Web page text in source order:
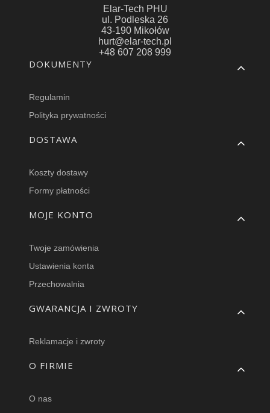
Elar-Tech PHU
ul. Podleska 26
43-190 Mikołów
hurt@elar-tech.pl
+48 607 208 999
Linki w stopce
DOKUMENTY
Regulamin
Polityka prywatności
DOSTAWA
Koszty dostawy
Formy płatności
MOJE KONTO
Twoje zamówienia
Ustawienia konta
Przechowalnia
GWARANCJA I ZWROTY
Reklamacje i zwroty
O FIRMIE
O nas